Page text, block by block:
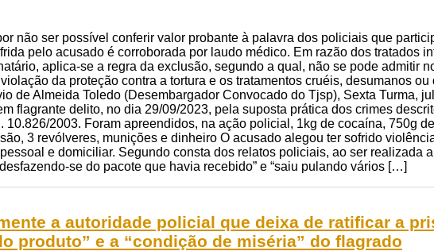
não ser possível conferir valor probante à palavra dos policiais que
pelo acusado é corroborada por laudo médico. Em razão dos tratados
aplica-se a regra da exclusão, segundo a qual, não se pode admitir
da proteção contra a tortura e os tratamentos cruéis, desumanos
de Almeida Toledo (Desembargador Convocado do Tjsp), Sexta Turma,
flagrante delito, no dia 29/09/2023, pela suposta prática dos crimes
10.826/2003. Foram apreendidos, na ação policial, 1kg de cocaína, 750g
3 revólveres, munições e dinheiro O acusado alegou ter sofrido
e domiciliar. Segundo consta dos relatos policiais, ao ser realizada
se do pacote que havia recebido” e “saiu pulando vários […]
a autoridade policial que deixa de ratificar a
produto” e a “condição de miséria” do flagrado